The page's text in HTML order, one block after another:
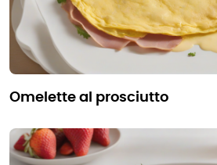
omelette al prosciutto